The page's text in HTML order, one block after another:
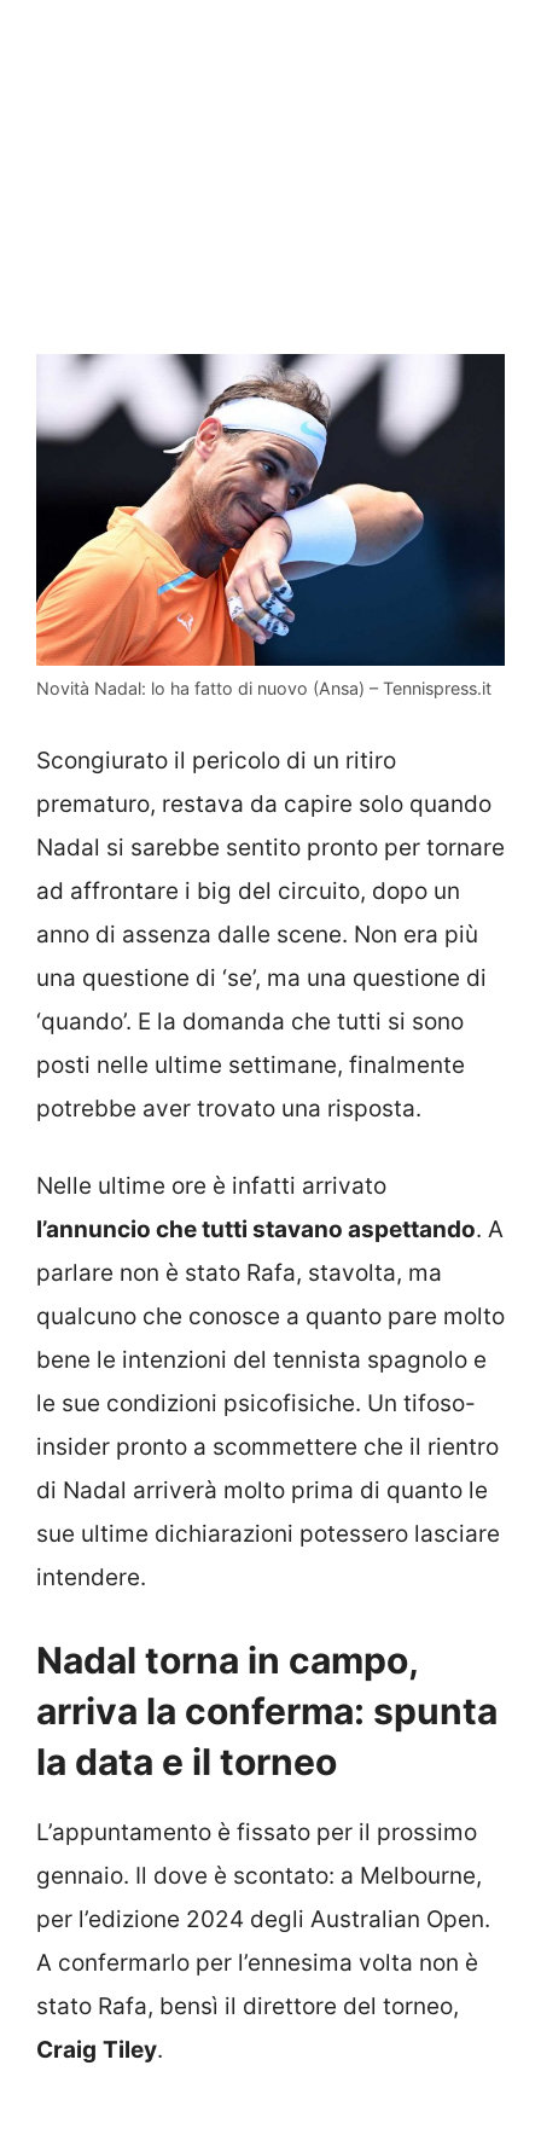
Novità Nadal: lo ha fatto di nuovo (Ansa) – Tennispress.it
Scongiurato il pericolo di un ritiro
prematuro, restava da capire solo quando
Nadal si sarebbe sentito pronto per tornare
ad affrontare i big del circuito, dopo un
anno di assenza dalle scene. Non era più
una questione di ‘se’, ma una questione di
‘quando’. E la domanda che tutti si sono
posti nelle ultime settimane, finalmente
potrebbe aver trovato una risposta.
Nelle ultime ore è infatti arrivato
l’annuncio che tutti stavano aspettando. A
parlare non è stato Rafa, stavolta, ma
qualcuno che conosce a quanto pare molto
bene le intenzioni del tennista spagnolo e
le sue condizioni psicofisiche. Un tifoso-
insider pronto a scommettere che il rientro
di Nadal arriverà molto prima di quanto le
sue ultime dichiarazioni potessero lasciare
intendere.
Nadal torna in campo,
arriva la conferma: spunta
la data e il torneo
L’appuntamento è fissato per il prossimo
gennaio. Il dove è scontato: a Melbourne,
per l’edizione 2024 degli Australian Open.
A confermarlo per l’ennesima volta non è
stato Rafa, bensì il direttore del torneo,
Craig Tiley.